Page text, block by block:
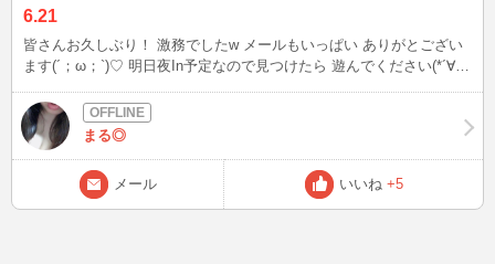
6.21
皆さんお久しぶり！ 激務でしたw メールもいっぱい ありがとござい
ます(´；ω；`)♡ 明日夜In予定なので見つけたら 遊んでください(*´∀｀
まる◎
メール いいね +5